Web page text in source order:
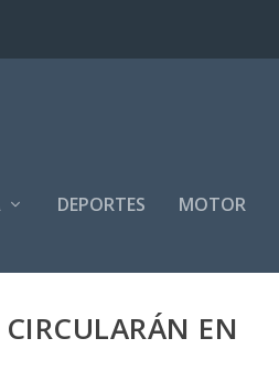
DEPORTES MOTOR
EN